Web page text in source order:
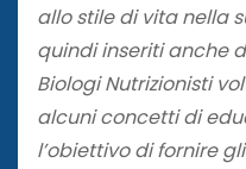
allo stile di vita nella
quindi inseriti anche
Biologi Nutrizionisti
alcuni concetti di
l’obiettivo di fornire